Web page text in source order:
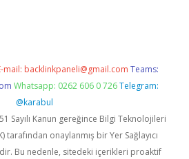
mail: backlinkpaneli@gmail.com Teams:
Whatsapp: 0262 606 0 726 Telegram:
@karabul
Sayılı Kanun gereğince Bilgi Teknolojileri
tarafından onaylanmış bir Yer Sağlayıcı
Bu nedenle, sitedeki içerikleri proaktif